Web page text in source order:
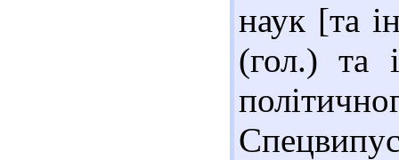
наук [та
(гол.) та